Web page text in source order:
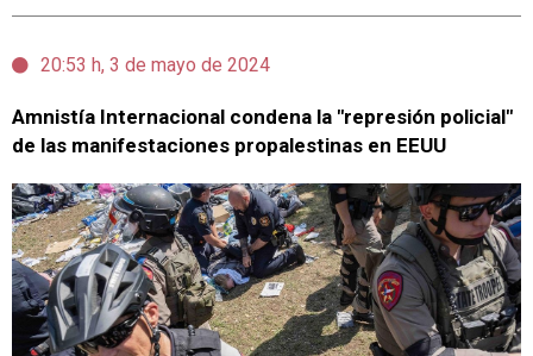
20:53 h, 3 de mayo de 2024
Amnistía Internacional condena la "represión policial"
de las manifestaciones propalestinas en EEUU